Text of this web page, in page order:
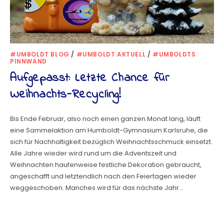
#UMBOLDT BLOG / #UMBOLDT AKTUELL / #UMBOLDTS
PINNWAND
Aufgepasst: Letzte Chance für
Weihnachts-Recycling!
Bis Ende Februar, also noch einen ganzen Monat lang, läuft
eine Sammelaktion am Humboldt-Gymnasium Karlsruhe, die
sich für Nachhaltigkeit bezüglich Weihnachtsschmuck einsetzt.
Alle Jahre wieder wird rund um die Adventszeit und
Weihnachten haufenweise festliche Dekoration gebraucht,
angeschafft und letztendlich nach den Feiertagen wieder
weggeschoben. Manches wird für das nächste Jahr…